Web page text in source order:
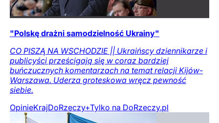
"Polskę drażni samodzielność Ukrainy"
CO PISZĄ NA WSCHODZIE || Ukraińscy dziennikarze i
publicyści prześcigają się w coraz bardziej
buńczucznych komentarzach na temat relacji Kijów-
Warszawa. Uderza groteskowa wręcz pewność
siebie.
OpinieKrajDoRzeczy+Tylko na DoRzeczy.pl